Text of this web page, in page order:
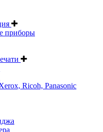
приборы
Ricoh, Panasonic